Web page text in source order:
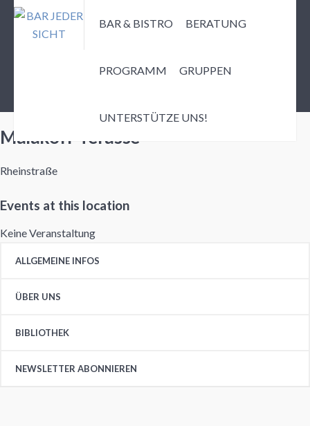
BAR & BISTRO BERATUNG
PROGRAMM GRUPPEN
UNTERSTÜTZE UNS!
Events at this location
Malakoff-Terasse
Rheinstraße
Events at this location
Keine Veranstaltung
ALLGEMEINE INFOS
ÜBER UNS
BIBLIOTHEK
NEWSLETTER ABONNIEREN